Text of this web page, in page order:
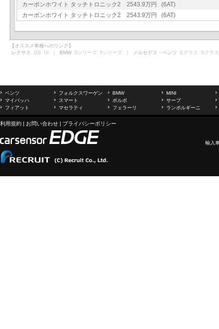
カーボンホワイト タッチトロニック2 2543.9万円 (6AT)
カーボンホワイト タッチトロニック2 2543.9万円 (6AT)
【オススメ車種へのリンク】
レクサス GS IS ｜ BMW 3シリーズ 5シリーズ ｜ メルセデス・ベンツ Eクラス Sクラス
ベンツ フォルクスワーゲン BMW
MINI
マイバッハ
スマート ボルボ
サーブ
フィアット
マセラティ フェラーリ ランボルギーニ
利用規約 | お問い合わせ | プライバシーポリシー
輸入